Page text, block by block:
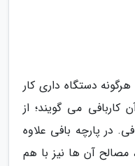
دستگاه داری کار
می گویند؛ از
در پارچه بافی علاوه
مصالح آن ها نیز با هم